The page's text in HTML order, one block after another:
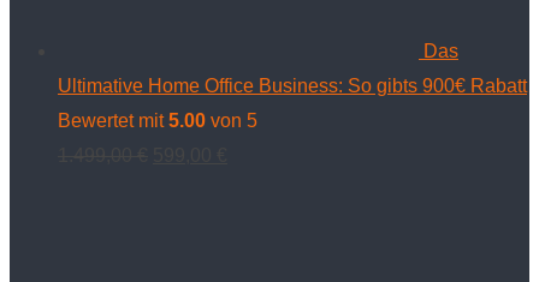
Das
Ultimative Home Office Business: So gibts 900€ Rabatt
Bewertet mit5.00 von 5